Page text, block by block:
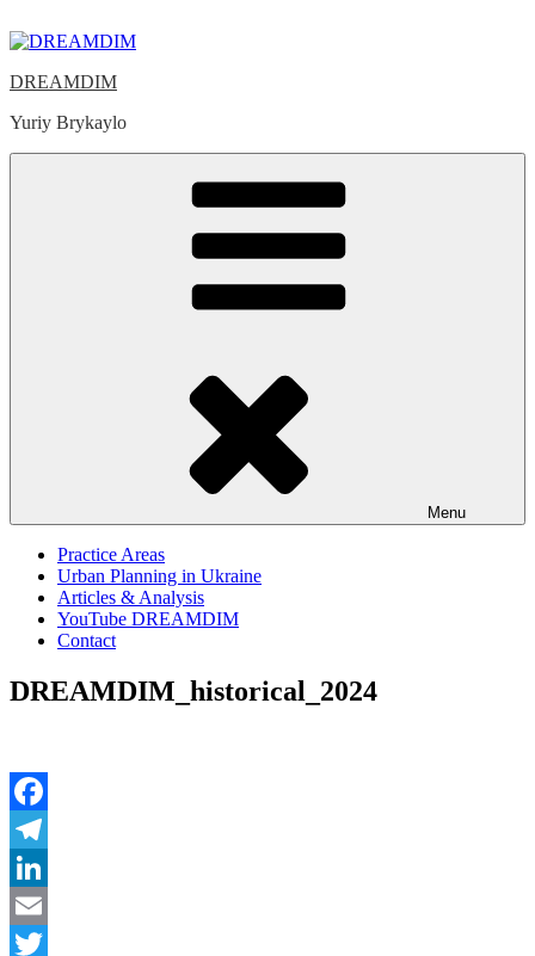
to
DREAMDIM
Yuriy Brykaylo
Menu
Practice Areas
Urban Planning in Ukraine
Articles & Analysis
YouTube DREAMDIM
Contact
DREAMDIM_historical_2024
Facebook
Telegram
LinkedIn
Email